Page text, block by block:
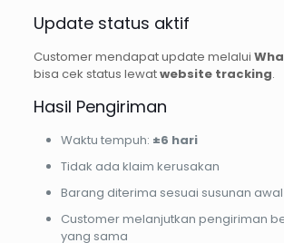
Update status aktif
Customer mendapat update melalui
bisa cek status lewatwebsite tracking.
Hasil Pengiriman
Waktu tempuh: ±6 hari
Tidak ada klaim kerusakan
Barang diterima sesuai susunan awal
Customer melanjutkan pengiriman
yang sama